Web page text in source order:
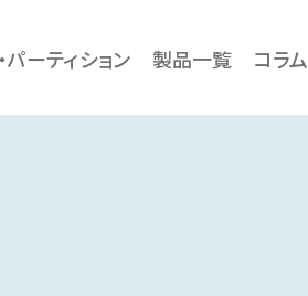
パーティション 製品一覧 コラム